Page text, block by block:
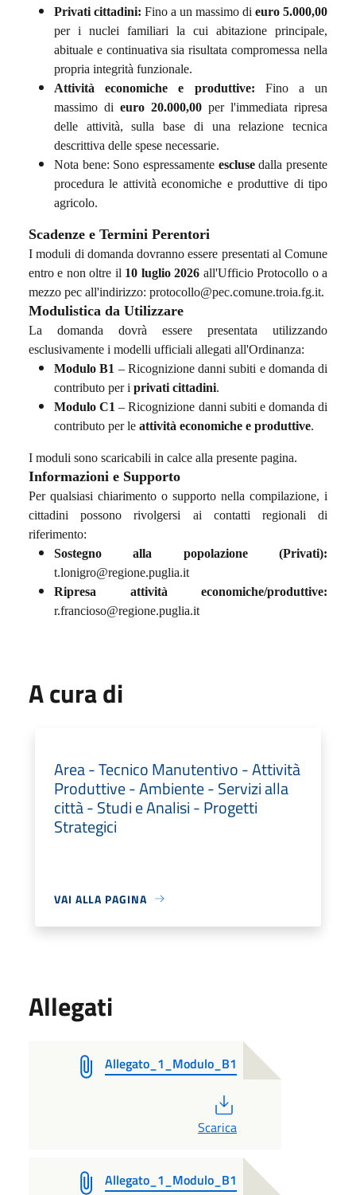
Privati cittadini: Fino a un massimo di euro 5.000,00
per i nuclei familiari la cui abitazione principale,
abituale e continuativa sia risultata compromessa nella
propria integrità funzionale.
Attività economiche e produttive: Fino a un
massimo di euro 20.000,00 per l'immediata ripresa
delle attività, sulla base di una relazione tecnica
descrittiva delle spese necessarie.
Nota bene: Sono espressamente esclusedalla presente
procedura le attività economiche e produttive di tipo
agricolo.
Scadenze e Termini Perentori
I moduli di domanda dovranno essere presentati al Comune
entro e non oltre il 10 luglio 2026 all'Ufficio Protocollo o a
mezzo pec all'indirizzo: protocollo@pec.comune.troia.fg.it.
Modulistica da Utilizzare
La domanda dovrà essere presentata utilizzando
esclusivamente i modelli ufficiali allegati all'Ordinanza:
Modulo B1 – Ricognizione danni subiti e domanda di
contributo per i privati cittadini.
Modulo C1 – Ricognizione danni subiti e domanda di
contributo per le attività economiche e produttive.
I moduli sono scaricabili in calce alla presente pagina.
Informazioni e Supporto
Per qualsiasi chiarimento o supporto nella compilazione, i
cittadini possono rivolgersi ai contatti regionali di
riferimento:
Sostegno alla popolazione (Privati):
t.lonigro@regione.puglia.it
Ripresa attività economiche/produttive:
r.francioso@regione.puglia.it
A cura di
Area - Tecnico Manutentivo - Attività
Produttive - Ambiente - Servizi alla
città - Studi e Analisi - Progetti
Strategici
VAI ALLA PAGINA
Allegati
Allegato_1_Modulo_B1
Scarica
Allegato_1_Modulo_B1